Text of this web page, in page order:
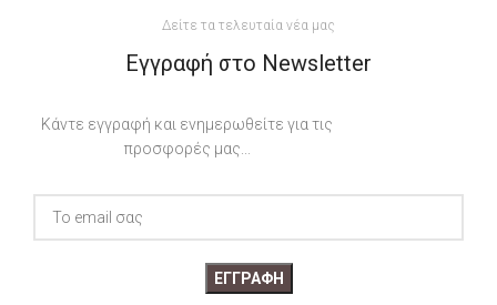
Δείτε τα τελευταία νέα μας
Εγγραφή στο Newsletter
Κάντε εγγραφή και ενημερωθείτε για τις
προσφορές μας...